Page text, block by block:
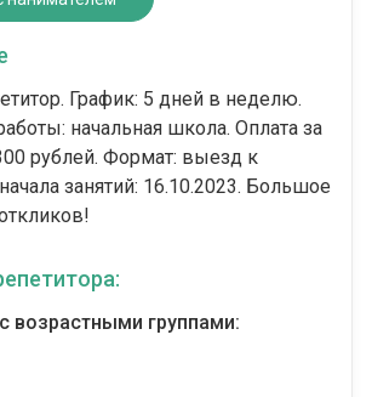
График: 5 дней в неделю.
начальная школа. Оплата за
рублей. Формат: выезд к
занятий: 16.10.2023. Большое
возрастными группами: